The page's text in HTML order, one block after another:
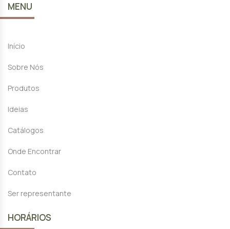
MENU
Início
Sobre Nós
Produtos
Ideias
Catálogos
Onde Encontrar
Contato
Ser representante
HORÁRIOS